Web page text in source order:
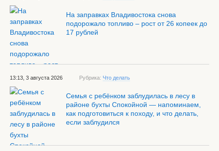
На заправках Владивостока снова
подорожало топливо – рост от 26 копеек до
17 рублей
13:13, 3 августа 2026 Рубрика: Что делать
Семья с ребёнком заблудилась в лесу в
районе бухты Спокойной — напоминаем,
как подготовиться к походу, и что делать,
если заблудился